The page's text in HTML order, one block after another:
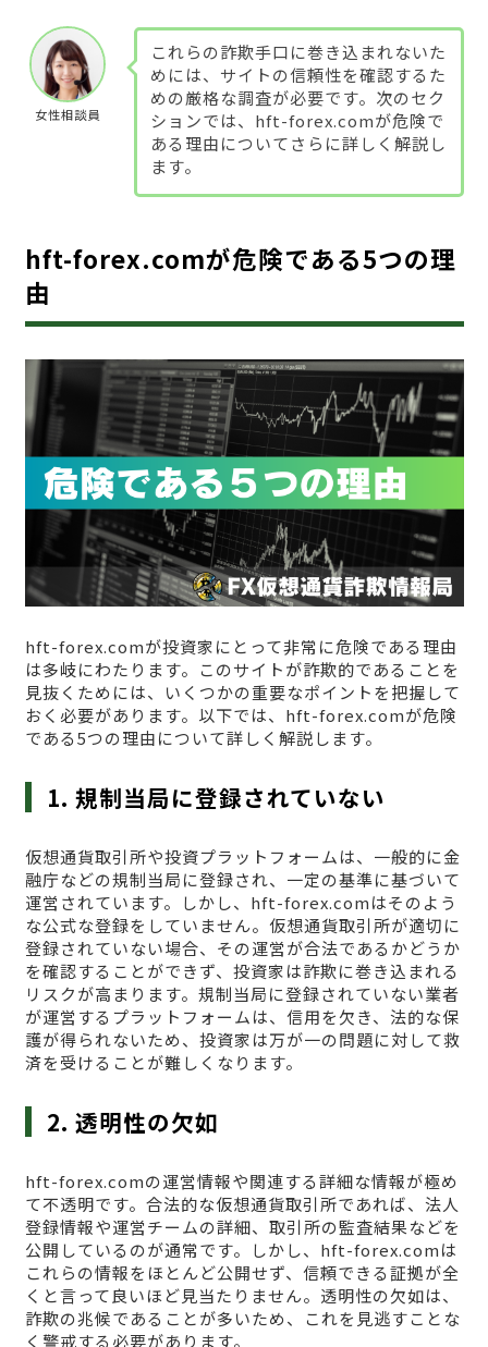
女性相談員
これらの詐欺手口に巻き込まれないた
めには、サイトの信頼性を確認するた
めの厳格な調査が必要です。次のセク
ションでは、hft-forex.comが危険で
ある理由についてさらに詳しく解説し
ます。
hft-forex.comが危険である5つの理
由
hft-forex.comが投資家にとって非常に危険である理由
は多岐にわたります。このサイトが詐欺的であることを
見抜くためには、いくつかの重要なポイントを把握して
おく必要があります。以下では、hft-forex.comが危険
である5つの理由について詳しく解説します。
1. 規制当局に登録されていない
仮想通貨取引所や投資プラットフォームは、一般的に金
融庁などの規制当局に登録され、一定の基準に基づいて
運営されています。しかし、hft-forex.comはそのよう
な公式な登録をしていません。仮想通貨取引所が適切に
登録されていない場合、その運営が合法であるかどうか
を確認することができず、投資家は詐欺に巻き込まれる
リスクが高まります。規制当局に登録されていない業者
が運営するプラットフォームは、信用を欠き、法的な保
護が得られないため、投資家は万が一の問題に対して救
済を受けることが難しくなります。
2. 透明性の欠如
hft-forex.comの運営情報や関連する詳細な情報が極め
て不透明です。合法的な仮想通貨取引所であれば、法人
登録情報や運営チームの詳細、取引所の監査結果などを
公開しているのが通常です。しかし、hft-forex.comは
これらの情報をほとんど公開せず、信頼できる証拠が全
くと言って良いほど見当たりません。透明性の欠如は、
詐欺の兆候であることが多いため、これを見逃すことな
く警戒する必要があります。